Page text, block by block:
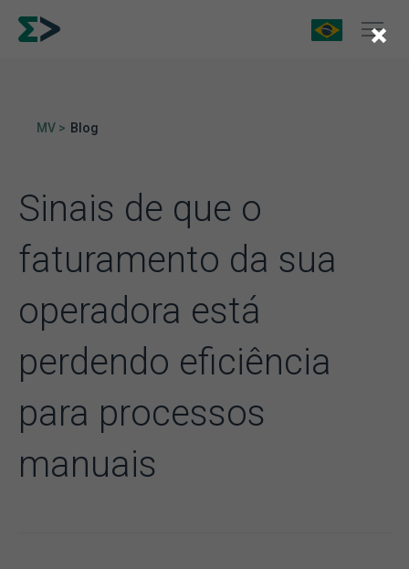
MV > Blog
Sinais de que o
faturamento da sua
operadora está
perdendo eficiência
para processos
manuais
×